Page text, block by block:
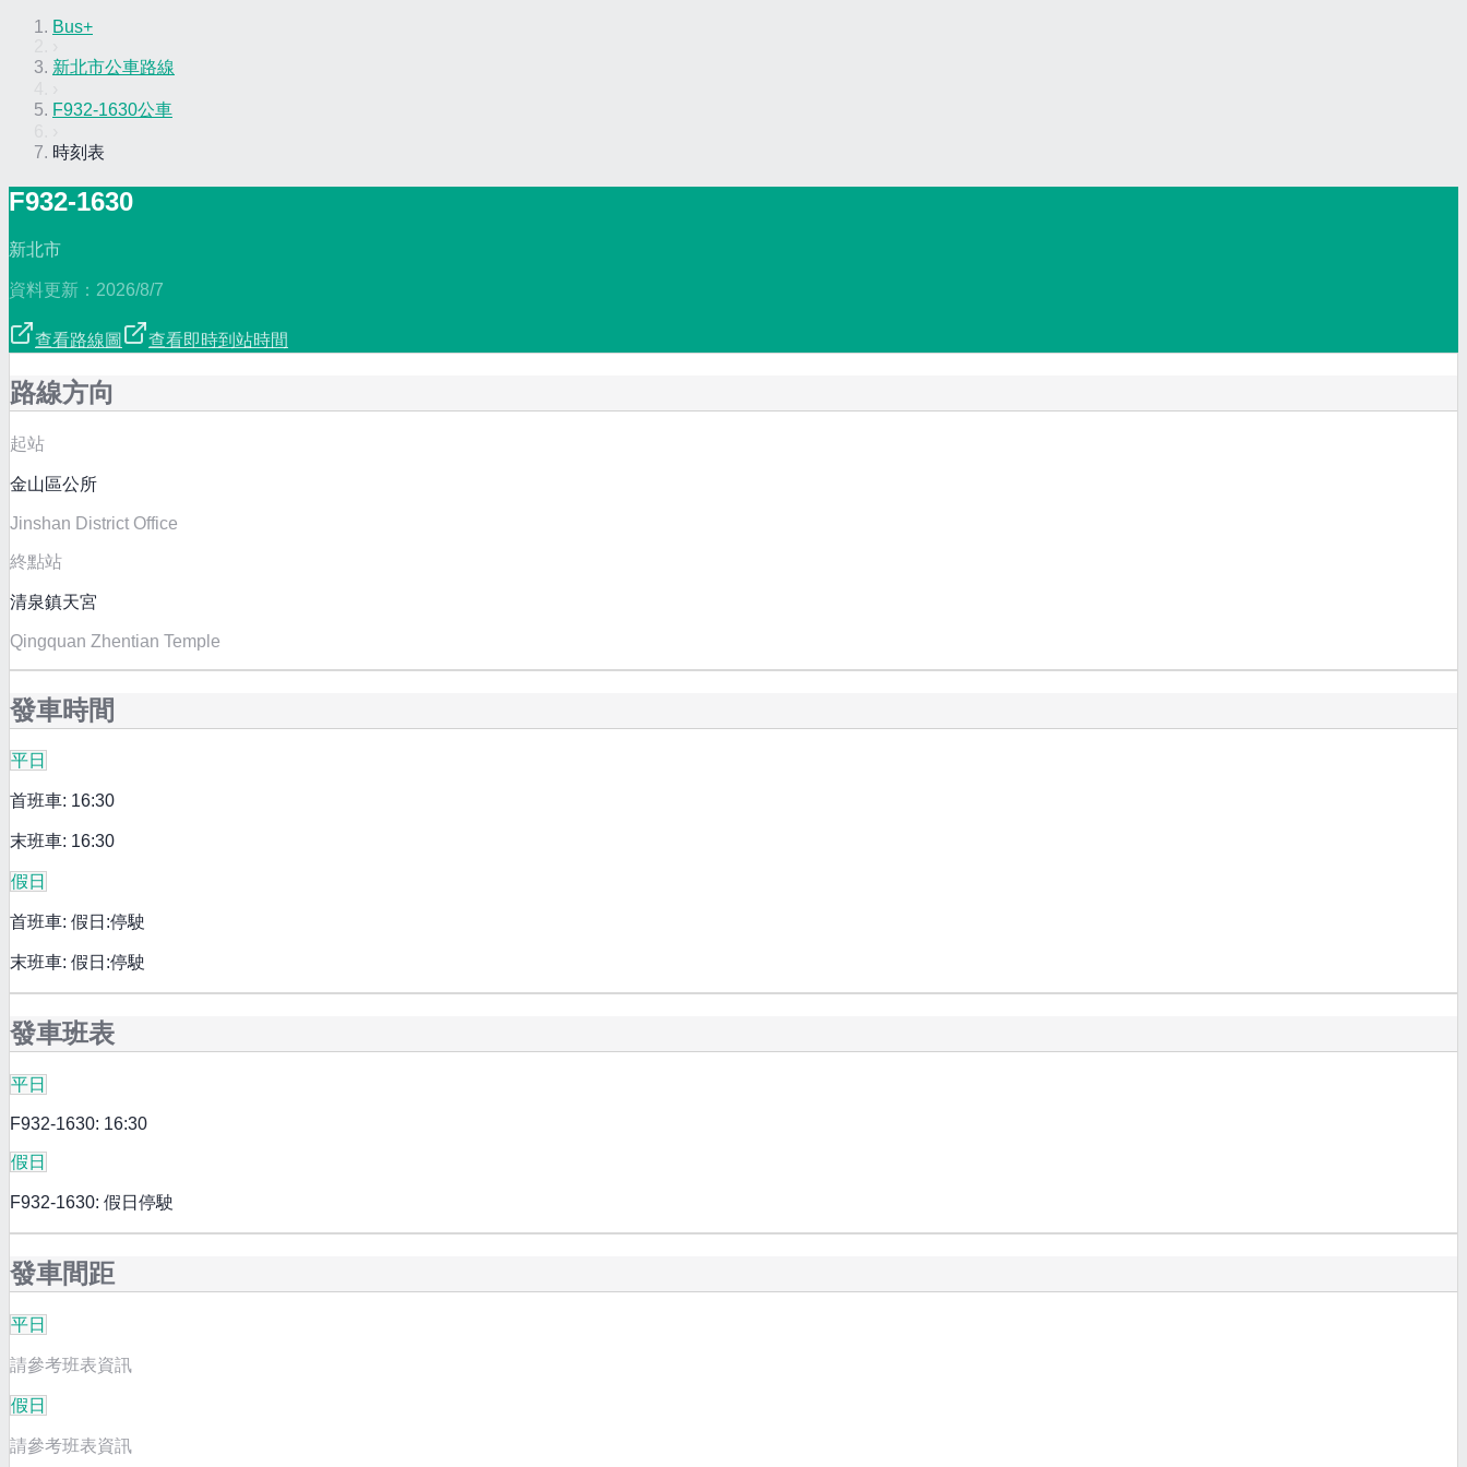
Bus+
新北市公車路線
F932-1630公車
時刻表
F932-1630
新北市
資料更新： 2026/8/7
查看路線圖 查看即時到站時間
路線方向
起站
金山區公所
Jinshan District Office
終點站
清泉鎮天宮
Qingquan Zhentian Temple
發車時間
平日
首班車: 16:30
末班車: 16:30
假日
首班車: 假日:停駛
末班車: 假日:停駛
發車班表
平日
F932-1630: 16:30
假日
F932-1630: 假日停駛
發車間距
平日
請參考班表資訊
假日
請參考班表資訊